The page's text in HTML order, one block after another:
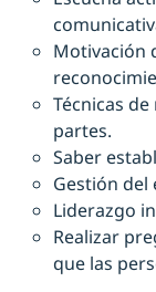
Motivación
Técnicas
partes.
Saber
Gestión
Liderazgo
Realizar
que las